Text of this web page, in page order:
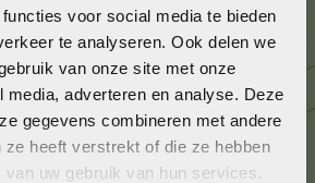
voor social media te bieden
te analyseren. Ook delen we
van onze site met onze
media, adverteren en analyse. Deze
gegevens combineren met andere
ze heeft verstrekt of die ze hebben
uw gebruik van hun services.
komen?
Neem contact op via de